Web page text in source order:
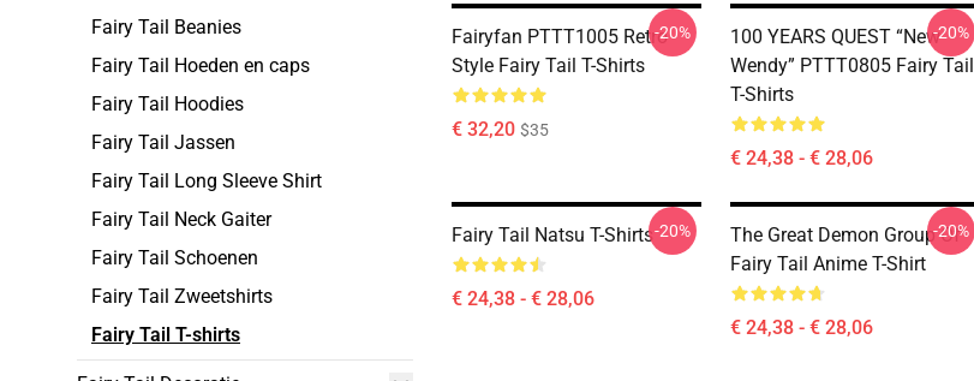
Fairy Tail Beanies
Fairy Tail Hoeden en caps
Fairy Tail Hoodies
Fairy Tail Jassen
Fairy Tail Long Sleeve Shirt
Fairy Tail Neck Gaiter
Fairy Tail Schoenen
Fairy Tail Zweetshirts
Fairy Tail T-shirts
Fairyfan PTTT1005 Retro
Style Fairy Tail T-Shirts
€ 32,20 $35
-20%
100 YEARS QUEST “New
Wendy” PTTT0805 Fairy Tail
T-Shirts
€ 24,38 - € 28,06
-20%
Fairy Tail Natsu T-Shirts
€ 24,38 - € 28,06
-20%
The Great Demon Group Of
Fairy Tail Anime T-Shirt
€ 24,38 - € 28,06
-20%